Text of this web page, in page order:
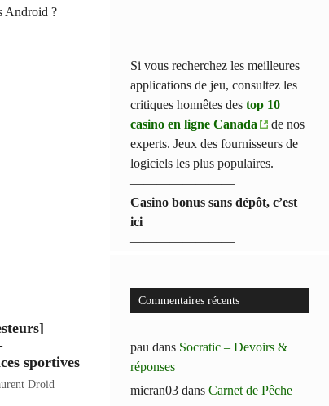
Android ?
sportives
Droid
Si vous recherchez les meilleures
applications de jeu, consultez les
critiques honnêtes destop 10
casino en ligne Canada
de nos
experts. Jeux des fournisseurs de
logiciels les plus populaires.
————————
Casino bonus sans dépôt, c’est
ici
————————
Commentaires récents
pau dans Socratic – Devoirs &
réponses
micran03 dansCarnet de Pêche